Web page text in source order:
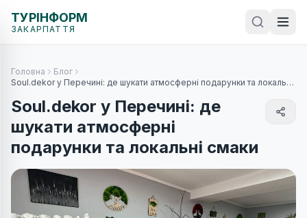
ТУРІНФОРМ
ЗАКАРПАТТЯ
Головна
Блог
Soul.dekor у Перечині: де шукати атмосферні подарунки та локальні
Soul.dekor у Перечині: де
шукати атмосферні
подарунки та локальні смаки